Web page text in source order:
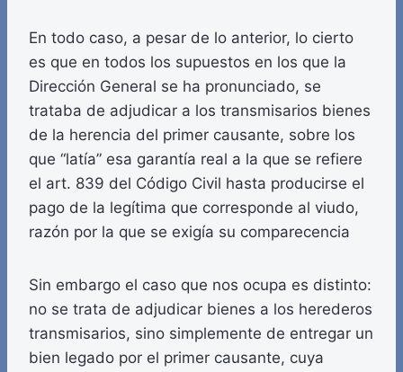
En todo caso, a pesar de lo anterior, lo cierto
es que en todos los supuestos en los que la
Dirección General se ha pronunciado, se
trataba de adjudicar a los transmisarios bienes
de la herencia del primer causante, sobre los
que “latía” esa garantía real a la que se refiere
el art. 839 del Código Civil hasta producirse el
pago de la legítima que corresponde al viudo,
razón por la que se exigía su comparecencia
Sin embargo el caso que nos ocupa es distinto:
no se trata de adjudicar bienes a los herederos
transmisarios, sino simplemente de entregar un
bien legado por el primer causante, cuya